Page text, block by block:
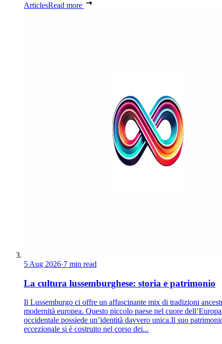
ArticlesRead more
5 Aug 2026·7 min read
La cultura lussemburghese: storia e patrimonio
Il Lussemburgo ci offre un affascinante mix di tradizioni
modernità europea. Questo piccolo paese nel cuore dell’Europa
occidentale possiede un’identità davvero unica.Il suo
eccezionale si è costruito nel corso dei...